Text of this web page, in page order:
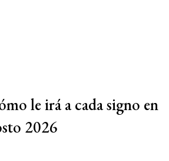
le irá a cada signo en
2026